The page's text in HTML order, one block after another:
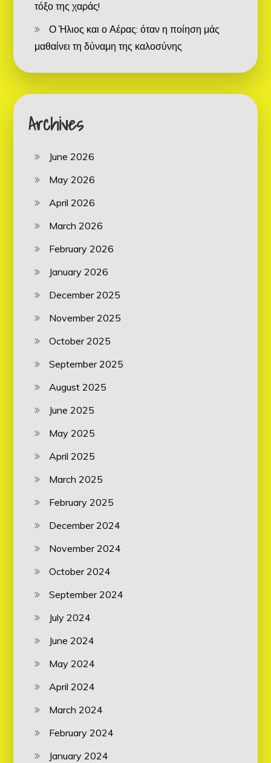
τόξο της χαράς!
Ο Ήλιος και ο Αέρας: όταν η ποίηση μάς
μαθαίνει τη δύναμη της καλοσύνης
Archives
June 2026
May 2026
April 2026
March 2026
February 2026
January 2026
December 2025
November 2025
October 2025
September 2025
August 2025
June 2025
May 2025
April 2025
March 2025
February 2025
December 2024
November 2024
October 2024
September 2024
July 2024
June 2024
May 2024
April 2024
March 2024
February 2024
January 2024